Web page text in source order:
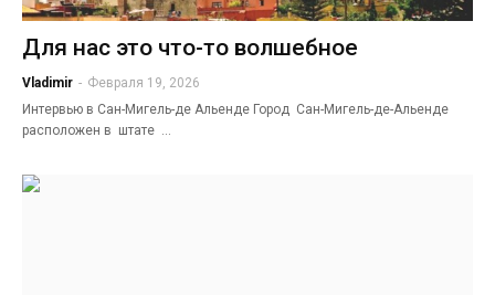
Для нас это что-то волшебное
Vladimir - Февраля 19, 2026
Интервью в Сан-Мигель-де Альенде Город Сан-Мигель-де-Альенде
расположен в штате …